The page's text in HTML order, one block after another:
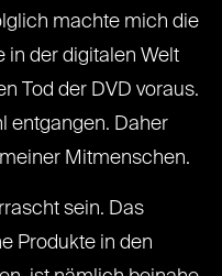
machte mich die
in der digitalen Welt
Tod der DVD voraus.
entgangen. Daher
Mitmenschen.
sein. Das
Produkte in den